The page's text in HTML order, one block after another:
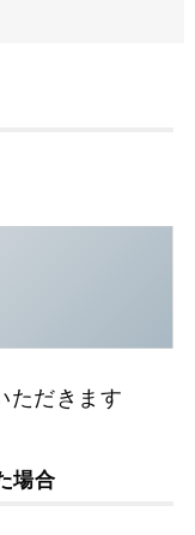
ただきます
場合